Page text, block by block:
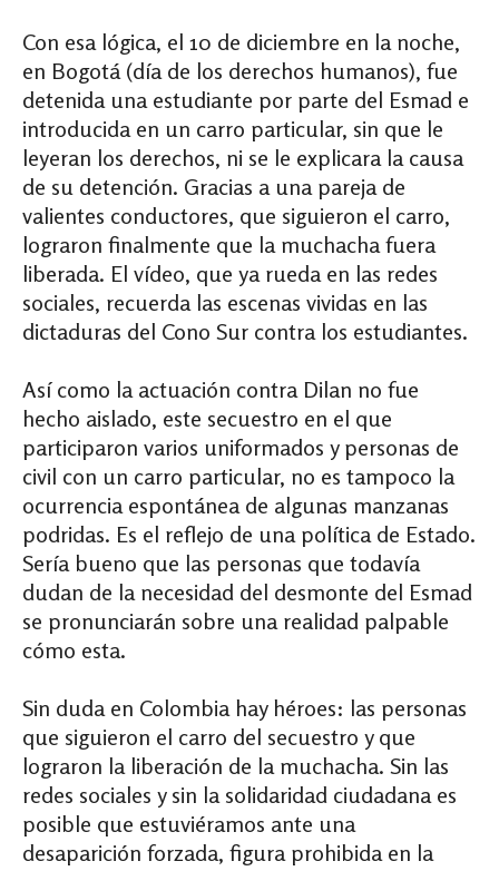
Con esa lógica, el 10 de diciembre en la noche,
en Bogotá (día de los derechos humanos), fue
detenida una estudiante por parte del Esmad e
introducida en un carro particular, sin que le
leyeran los derechos, ni se le explicara la causa
de su detención. Gracias a una pareja de
valientes conductores, que siguieron el carro,
lograron finalmente que la muchacha fuera
liberada. El vídeo, que ya rueda en las redes
sociales, recuerda las escenas vividas en las
dictaduras del Cono Sur contra los estudiantes.
Así como la actuación contra Dilan no fue
hecho aislado, este secuestro en el que
participaron varios uniformados y personas de
civil con un carro particular, no es tampoco la
ocurrencia espontánea de algunas manzanas
podridas. Es el reflejo de una política de Estado.
Sería bueno que las personas que todavía
dudan de la necesidad del desmonte del Esmad
se pronunciarán sobre una realidad palpable
cómo esta.
Sin duda en Colombia hay héroes: las personas
que siguieron el carro del secuestro y que
lograron la liberación de la muchacha. Sin las
redes sociales y sin la solidaridad ciudadana es
posible que estuviéramos ante una
desaparición forzada, figura prohibida en la